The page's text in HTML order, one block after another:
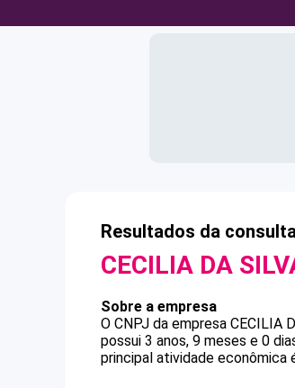
Resultados da
CECILIA DA
Sobre a empresa
O CNPJ da empresa CECILIA
possui 3 anos, 9 meses e 0
principal atividade econômica